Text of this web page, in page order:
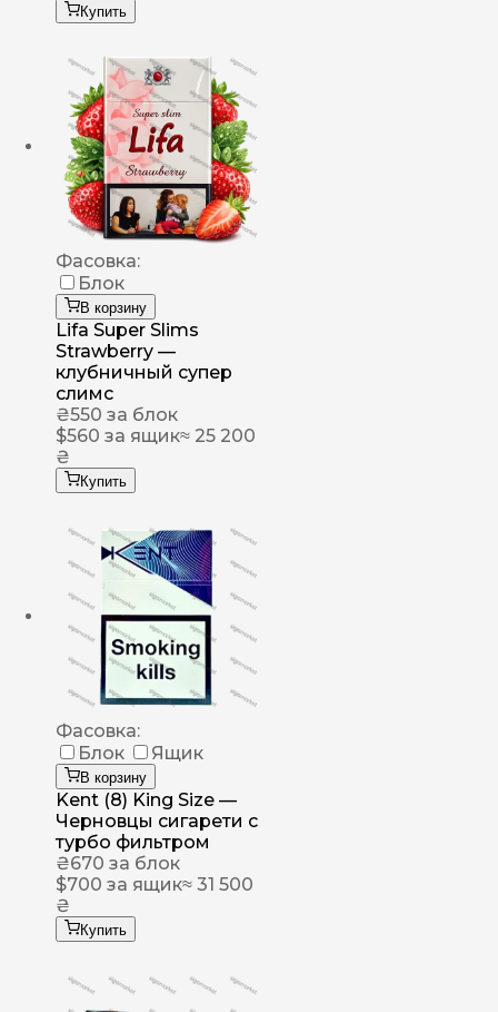
Купить
Фасовка:
Блок
В корзину
Lifa Super Slims
Strawberry —
клубничный супер
слимс
₴550 за блок
$560 за ящик≈ 25 200
₴
Купить
Фасовка:
Блок
Ящик
В корзину
Kent (8) King Size —
Черновцы сигарети с
турбо фильтром
₴670 за блок
$700 за ящик≈ 31 500
₴
Купить